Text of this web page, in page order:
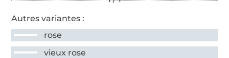
Autres variantes :
rose
vieux rose